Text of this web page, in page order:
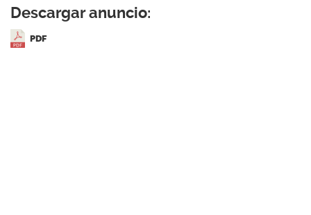
Descargar anuncio:
PDF